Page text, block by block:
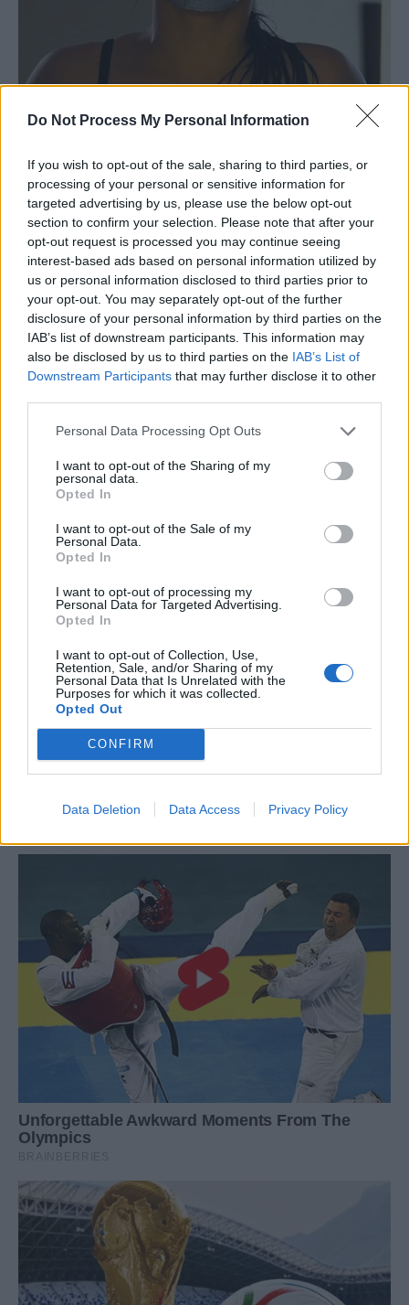
Do Not Process My Personal Information
If you wish to opt-out of the sale, sharing to third parties, or
processing of your personal or sensitive information for
targeted advertising by us, please use the below opt-out
section to confirm your selection. Please note that after your
opt-out request is processed you may continue seeing
interest-based ads based on personal information utilized by
us or personal information disclosed to third parties prior to
your opt-out. You may separately opt-out of the further
disclosure of your personal information by third parties on the
IAB’s list of downstream participants. This information may
also be disclosed by us to third parties on the IAB’s List of
Downstream Participants that may further disclose it to other
Personal Data Processing Opt Outs
I want to opt-out of the Sharing of my
personal data.
Opted In
I want to opt-out of the Sale of my
Personal Data.
Opted In
I want to opt-out of processing my
Personal Data for Targeted Advertising.
Opted In
I want to opt-out of Collection, Use,
Retention, Sale, and/or Sharing of my
Personal Data that Is Unrelated with the
Purposes for which it was collected.
Opted Out
CONFIRM
Data Deletion Data Access Privacy Policy